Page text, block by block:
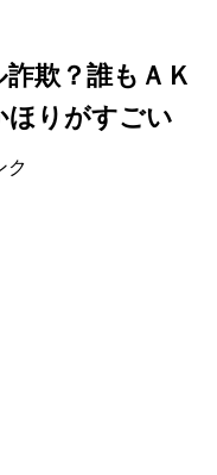
欺？誰もＡＫ
ほりがすごい
ク